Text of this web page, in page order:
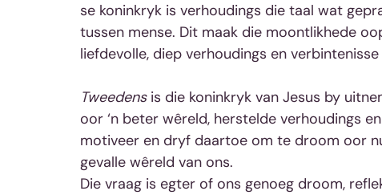
se koninkryk is verhoudings die taal wat
tussen mense. Dit maak die moontlikhede
liefdevolle, diep verhoudings en
Tweedens is die koninkryk van Jesus by
oor ‘n beter wêreld, herstelde verhoudings
motiveer en dryf daartoe om te droom oor
gevalle wêreld van ons.
Die vraag is egter of ons genoeg droom,